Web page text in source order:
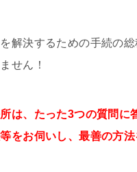
解決するための手続の
せん！
は、 たった3つの質問に
をお伺いし、最善の方